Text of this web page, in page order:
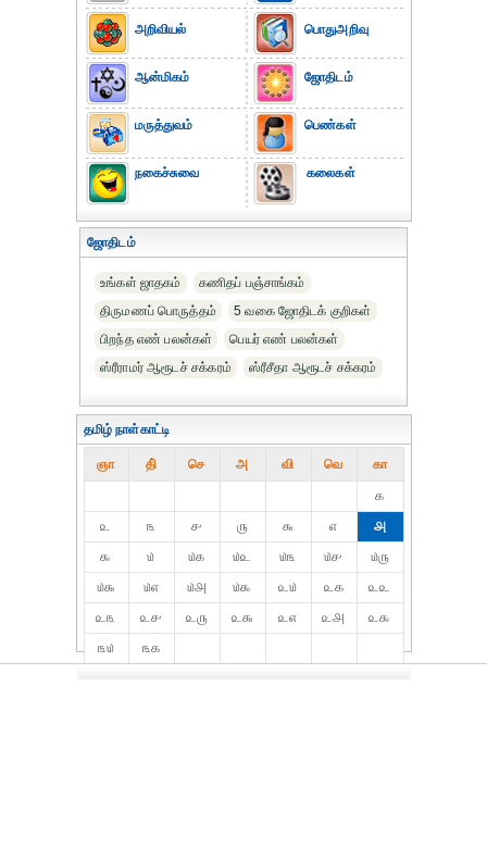
அறிவியல்
ஆன்மிகம்
மருத்துவம்
நகைச்சுவை
பொதுஅறிவு
ஜோதிடம்
பெண்கள்
கலைகள்
ஜோதிடம்
உங்கள் ஜாதகம்
கணிதப் பஞ்சாங்கம்
திருமணப் பொருத்தம்
5 வகை ஜோதிடக் குறிகள்
பிறந்த எண் பலன்கள்
பெயர் எண் பலன்கள்
ஸ்ரீராமர் ஆரூடச் சக்கரம்
ஸ்ரீசீதா ஆரூடச் சக்கரம்
தமிழ் நாள்காட்டி
ஞா தி் செ அ வி வெ கா
௧
௨
௩ ௪ ௫ ௬ ௭
௮
௯
௰ ௰௧ ௰௨ ௰௩ ௰௪
௰௫
௰௬
௰௭ ௰௮ ௰௯ ௨௰ ௨௧
௨௨
௨௩
௨௪ ௨௫ ௨௬ ௨௭ ௨௮
௨௯
௩௰
௩௧